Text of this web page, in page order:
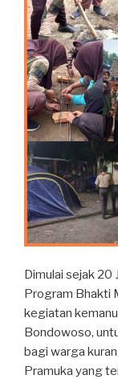
Dimulai sejak 20
Program Bhakti
kegiatan
Bondowoso,
bagi warga
Pramuka yang